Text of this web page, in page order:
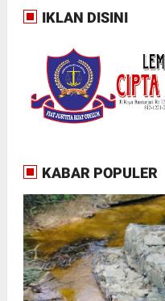
IKLAN DISINI
KABAR POPULER